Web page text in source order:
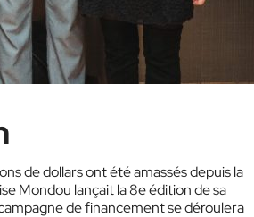
de dollars ont été amassés depuis la
Mondou lançait la 8e édition de sa
de financement se déroulera